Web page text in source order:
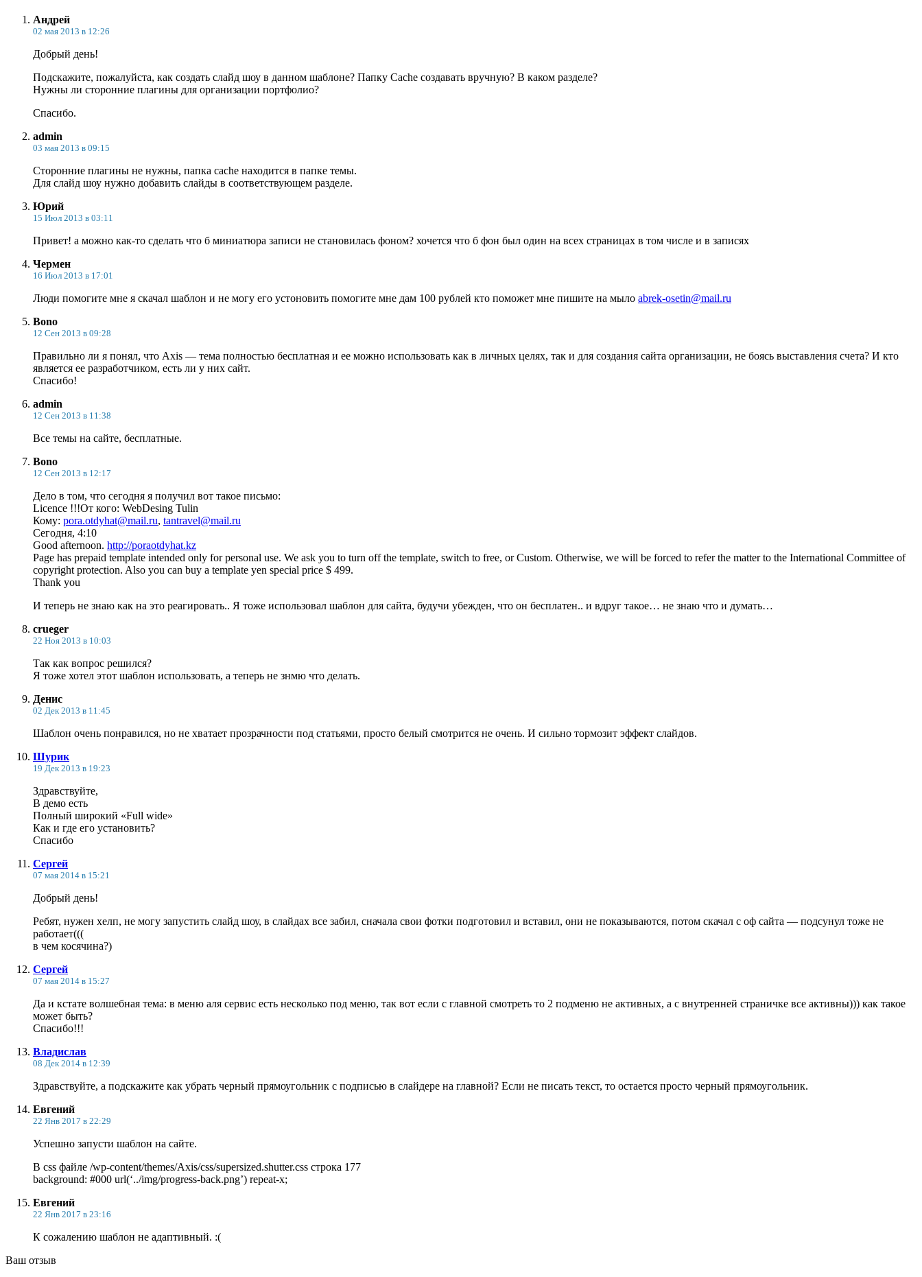
Андрей
02 мая 2013 в 12:26
Добрый день!
Подскажите, пожалуйста, как создать слайд шоу в данном шаблоне? Папку Cache создавать вручную? В каком разделе?
Нужны ли сторонние плагины для организации портфолио?
Спасибо.
admin
03 мая 2013 в 09:15
Сторонние плагины не нужны, папка cache находится в папке темы.
Для слайд шоу нужно добавить слайды в соответствующем разделе.
Юрий
15 Июл 2013 в 03:11
Привет! а можно как-то сделать что б миниатюра записи не становилась фоном? хочется что б фон был один на всех страницах в том числе и в записях
Чермен
16 Июл 2013 в 17:01
Люди помогите мне я скачал шаблон и не могу его устоновить помогите мне дам 100 рублей кто поможет мне пишите на мыло abrek-osetin@mail.ru
Bono
12 Сен 2013 в 09:28
Правильно ли я понял, что Axis — тема полностью бесплатная и ее можно использовать как в личных целях, так и для создания сайта организации, не боясь выставления счета? И кто
является ее разработчиком, есть ли у них сайт.
Спасибо!
admin
12 Сен 2013 в 11:38
Все темы на сайте, бесплатные.
Bono
12 Сен 2013 в 12:17
Дело в том, что сегодня я получил вот такое письмо:
Licence !!!От кого: WebDesing Tulin
Кому: pora.otdyhat@mail.ru, tantravel@mail.ru
Сегодня, 4:10
Good afternoon. http://poraotdyhat.kz
Page has prepaid template intended only for personal use. We ask you to turn off the template, switch to free, or Custom. Otherwise, we will be forced to refer the matter to the International Committee of
copyright protection. Also you can buy a template yen special price $ 499.
Thank you
И теперь не знаю как на это реагировать.. Я тоже использовал шаблон для сайта, будучи убежден, что он бесплатен.. и вдруг такое… не знаю что и думать…
crueger
22 Ноя 2013 в 10:03
Так как вопрос решился?
Я тоже хотел этот шаблон использовать, а теперь не знмю что делать.
Денис
02 Дек 2013 в 11:45
Шаблон очень понравился, но не хватает прозрачности под статьями, просто белый смотрится не очень. И сильно тормозит эффект слайдов.
Шурик
19 Дек 2013 в 19:23
Здравствуйте,
В демо есть
Полный широкий «Full wide»
Как и где его установить?
Спасибо
Сергей
07 мая 2014 в 15:21
Добрый день!
Ребят, нужен хелп, не могу запустить слайд шоу, в слайдах все забил, сначала свои фотки подготовил и вставил, они не показываются, потом скачал с оф сайта — подсунул тоже не
работает(((
в чем косячина?)
Сергей
07 мая 2014 в 15:27
Да и кстате волшебная тема: в меню аля сервис есть несколько под меню, так вот если с главной смотреть то 2 подменю не активных, а с внутренней страничке все активны))) как такое
может быть?
Спасибо!!!
Владислав
08 Дек 2014 в 12:39
Здравствуйте, а подскажите как убрать черный прямоугольник с подписью в слайдере на главной? Если не писать текст, то остается просто черный прямоугольник.
Евгений
22 Янв 2017 в 22:29
Успешно запусти шаблон на сайте.
В css файле /wp-content/themes/Axis/css/supersized.shutter.css строка 177
background: #000 url(‘../img/progress-back.png’) repeat-x;
Евгений
22 Янв 2017 в 23:16
К сожалению шаблон не адаптивный. :(
Ваш отзыв